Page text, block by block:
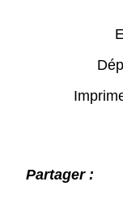
Partager :